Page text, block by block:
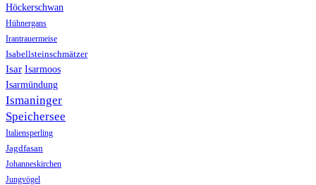
Höckerschwan
Hühnergans
Irantrauermeise
Isabellsteinschmätzer
Isar Isarmoos
Isarmündung
Ismaninger
Speichersee
Italiensperling
Jagdfasan
Johanneskirchen
Jungvögel